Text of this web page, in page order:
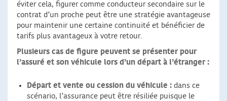
éviter cela, figurer comme conducteur secondaire sur le
contrat d’un proche peut être une stratégie avantageuse
pour maintenir une certaine continuité et bénéficier de
tarifs plus avantageux à votre retour.
Plusieurs cas de figure peuvent se présenter pour
l’assuré et son véhicule lors d’un départ à l’étranger :
Départ et vente ou cession du véhicule : dans ce
scénario, l’assurance peut être résiliée puisque le